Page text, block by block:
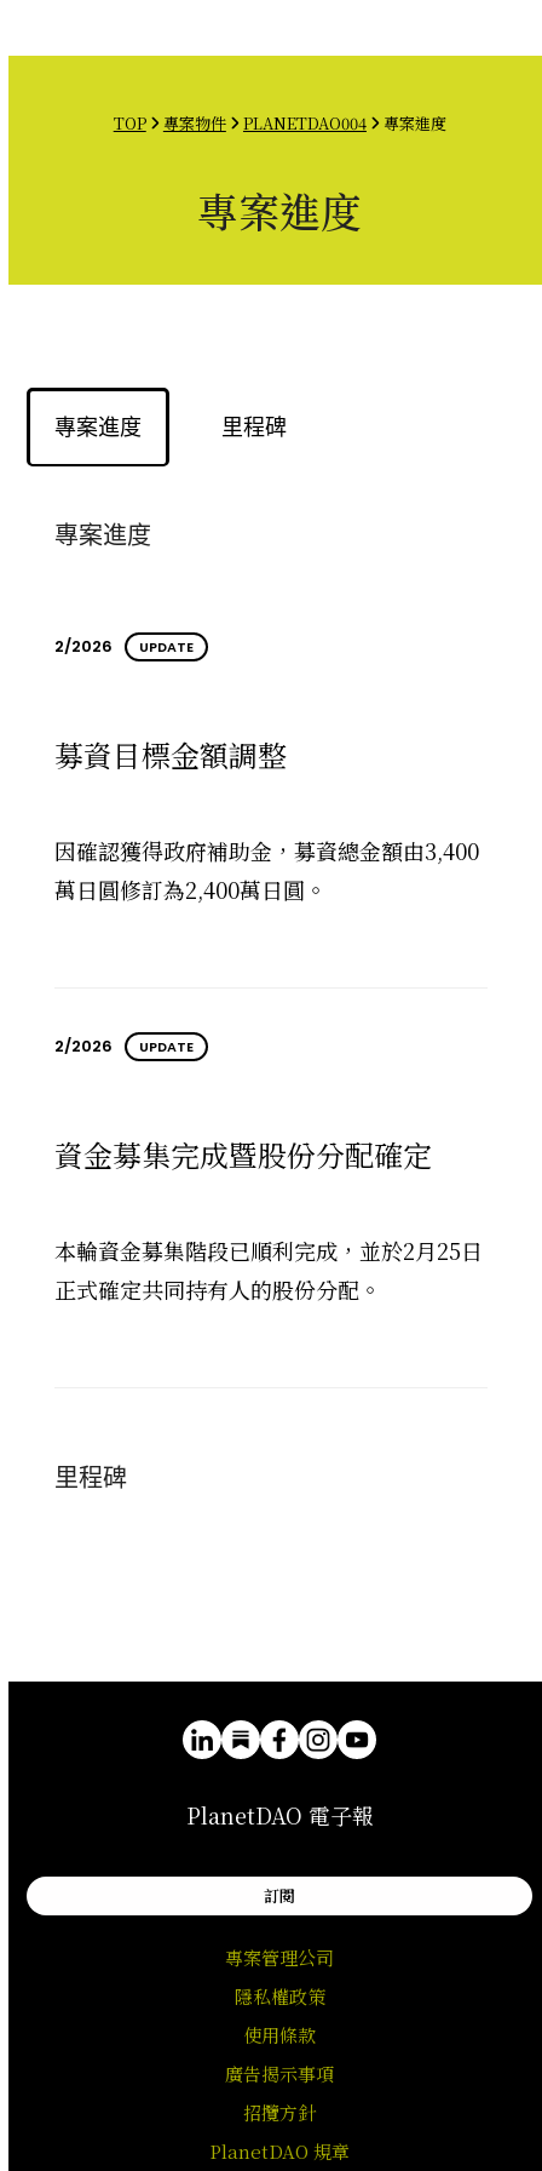
to mobile
mobile
TOP 專案物件 PLANETDAO004 專案進度
專案進度
專案進度 里程碑
專案進度
2/2026 UPDATE
募資目標金額調整
因確認獲得政府補助金，募資總金額由3,400
萬日圓修訂為2,400萬日圓。
2/2026 UPDATE
資金募集完成暨股份分配確定
本輪資金募集階段已順利完成，並於2月25日
正式確定共同持有人的股份分配。
里程碑
PlanetDAO 電子報
訂閱
專案管理公司
隱私權政策
使用條款
廣告揭示事項
招攬方針
PlanetDAO 規章